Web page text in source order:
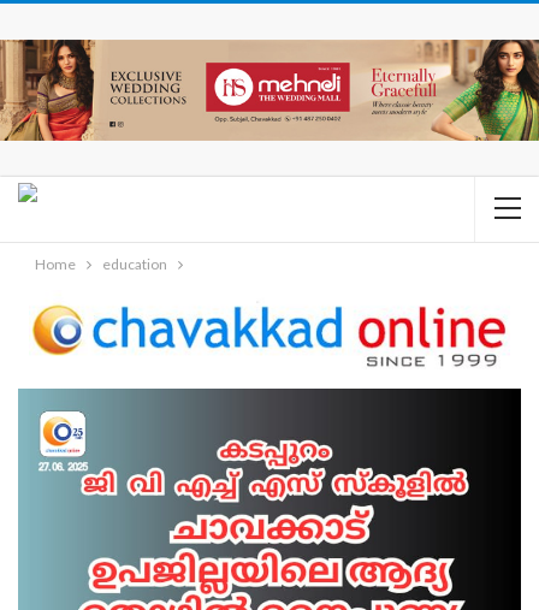
Home education